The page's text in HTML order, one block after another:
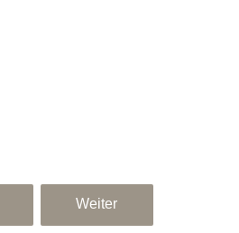
Weiter